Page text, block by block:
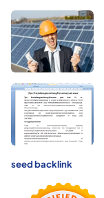
seed backlink